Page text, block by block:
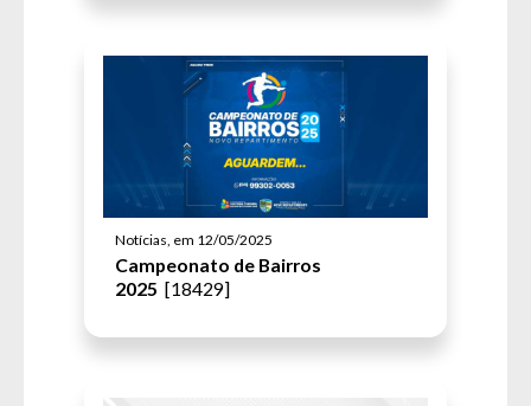
Notícias, em 12/05/2025
Campeonato de Bairros
2025 [18429]